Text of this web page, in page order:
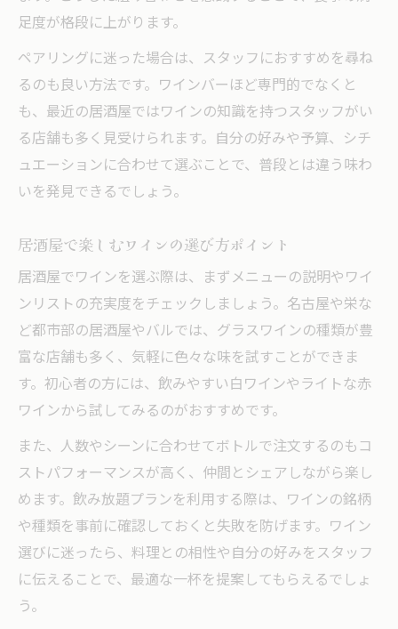
足度が格段に上がります。
ペアリングに迷った場合は、スタッフにおすすめを尋ね
るのも良い方法です。ワインバーほど専門的でなくと
も、最近の居酒屋ではワインの知識を持つスタッフがい
る店舗も多く見受けられます。自分の好みや予算、シチ
ュエーションに合わせて選ぶことで、普段とは違う味わ
いを発見できるでしょう。
居酒屋で楽しむワインの選び方ポイント
居酒屋でワインを選ぶ際は、まずメニューの説明やワイ
ンリストの充実度をチェックしましょう。名古屋や栄な
ど都市部の居酒屋やバルでは、グラスワインの種類が豊
富な店舗も多く、気軽に色々な味を試すことができま
す。初心者の方には、飲みやすい白ワインやライトな赤
ワインから試してみるのがおすすめです。
また、人数やシーンに合わせてボトルで注文するのもコ
ストパフォーマンスが高く、仲間とシェアしながら楽し
めます。飲み放題プランを利用する際は、ワインの銘柄
や種類を事前に確認しておくと失敗を防げます。ワイン
選びに迷ったら、料理との相性や自分の好みをスタッフ
に伝えることで、最適な一杯を提案してもらえるでしょ
う。